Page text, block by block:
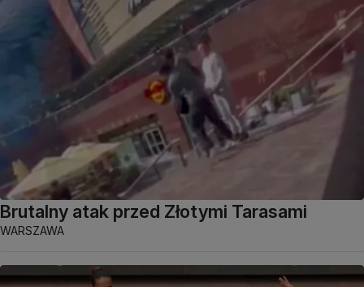
Brutalny atak przed Złotymi Tarasami
WARSZAWA